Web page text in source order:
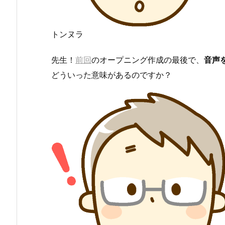
トンヌラ
先生！ 前回のオープニング作成の最後で、 音声
どういった意味があるのですか？